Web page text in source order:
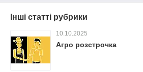
Інші статті рубрики
10.10.2025
Агро розстрочка